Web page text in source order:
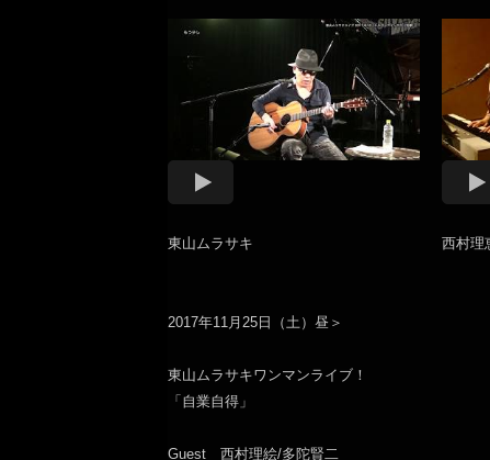
東山ムラサキ 西村理
2017年11月25日（土）昼＞
東山ムラサキワンマンライブ！
「自業自得」
Guest 西村理絵/多陀賢二